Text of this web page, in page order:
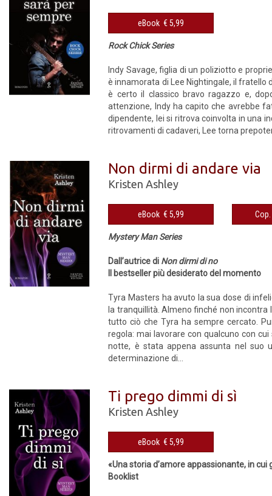
eBook € 5,99
Rock Chick Series
Indy Savage, figlia di un poliziotto e
è innamorata di Lee Nightingale, il fratello
è certo il classico bravo ragazzo e,
attenzione, Indy ha capito che avrebbe
dipendente, lei si ritrova coinvolta in una
ritrovamenti di cadaveri, Lee torna
Non dirmi di andare via
Kristen Ashley
eBook € 5,99
Mystery Man Series
Dall’autrice di Non dirmi di no
Il bestseller più desiderato del momento
Tyra Masters ha avuto la sua dose di
la tranquillità. Almeno finché non incontra
tutto ciò che Tyra ha sempre cercato.
regola: mai lavorare con qualcuno con
notte, è stata appena assunta nel suo
determinazione di...
Ti prego dimmi di sì
Kristen Ashley
eBook € 5,99
«Una storia d’amore appassionante, in
Booklist